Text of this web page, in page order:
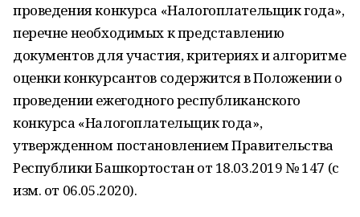
проведения конкурса «Налогоплательщик года»,
перечне необходимых к представлению
документов для участия, критериях и алгоритме
оценки конкурсантов содержится в Положении о
проведении ежегодного республиканского
конкурса «Налогоплательщик года»,
утвержденном постановлением Правительства
Республики Башкортостан от 18.03.2019 № 147 (с
изм. от 06.05.2020).